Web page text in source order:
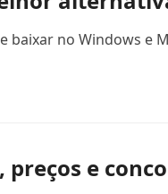
no Windows e
preços e